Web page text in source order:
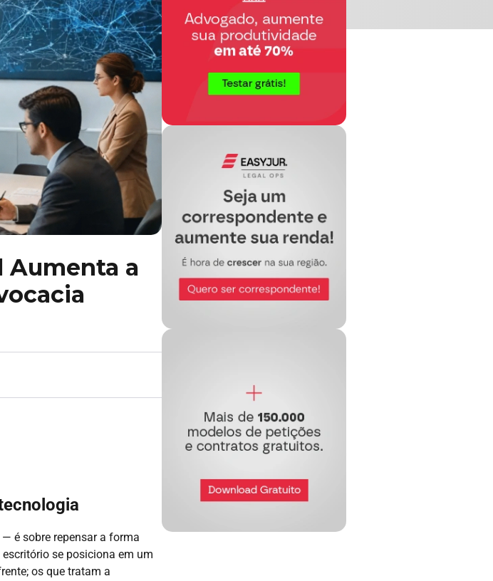
Aumenta a
é sobre repensar a forma
se posiciona em um
os que tratam a